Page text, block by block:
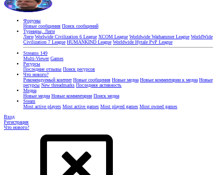
Форумы
Новые сообщения Поиск сообщений
Турниры, Лиги
Лиги Worlwide Civilization 6 League XCOM League Worldwide Warhammer League WorldWide
Civilization 7 League HUMANKIND League Worldwide Hytale PvP League
Streams 149
Multi-Viewer Games
Ресурсы
Последние отзывы Поиск ресурсов
Что нового?
Рекомендуемый контент Новые сообщения Новые медиа Новые комментарии к медиа Новые
ресурсы New threadmarks Последняя активность
Медиа
Новые медиа Новые комментарии Поиск медиа
Steam
Most active players Most active games Most played games Most owned games
Вход
Регистрация
Что нового?